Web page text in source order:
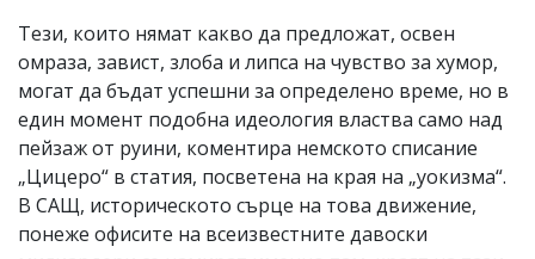
Тези, които нямат какво да предложат, освен
омраза, завист, злоба и липса на чувство за хумор,
могат да бъдат успешни за определено време, но в
един момент подобна идеология властва само над
пейзаж от руини, коментира немското списание
„Цицеро“ в статия, посветена на края на „уокизма“.
В САЩ, историческото сърце на това движение,
понеже офисите на всеизвестните давоски